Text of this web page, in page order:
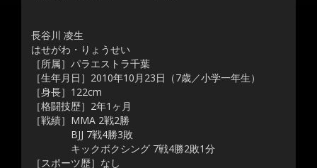
長谷川 凌生
はせがわ・りょうせい
［所属］パラエストラ千葉
［生年月日］2010年10月23日（7歳／小学一年生）
［身長］122cm
［格闘技歴］2年1ヶ月
［戦績］MMA 2戦2勝
BJJ 7戦4勝3敗
キックボクシング 7戦4勝2敗1分
［スポーツ歴］なし